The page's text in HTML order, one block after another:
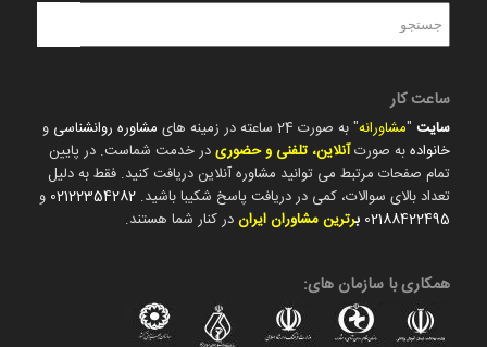
ساعت کار
سایت"مشاورانه" به صورت 24 ساعته در زمینه های مشاوره روانشناسی و
خانوادهبه صورتآنلاین، تلفنی و حضوریدر خدمت شماست. در پایین
تمام صفحات مرتبط می توانید مشاوره آنلاین دریافت کنید. فقط به دلیل
تعداد بالای سوالات، کمی در دریافت پاسخ شکیبا باشید. 02122354282 و
02188422495 برترین مشاوران ایراندر کنار شما هستند.
همکاری با سازمان های: